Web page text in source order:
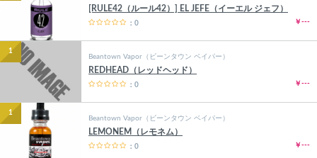
[RULE42（ルール42）] EL JEFE（イーエル ジェフ）
：0 ￥---
1
Beantown Vapor（ビーンタウン ベイパー）
REDHEAD（レッドヘッド）
：0 ￥---
1
Beantown Vapor（ビーンタウン ベイパー）
LEMONEM（レモネム）
：0 ￥---